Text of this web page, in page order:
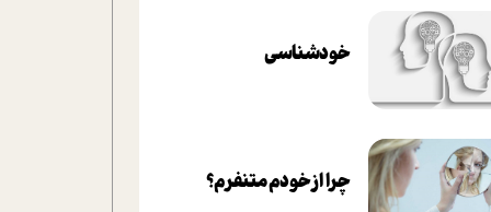
خودشناسی
چرا از خودم متنفرم؟